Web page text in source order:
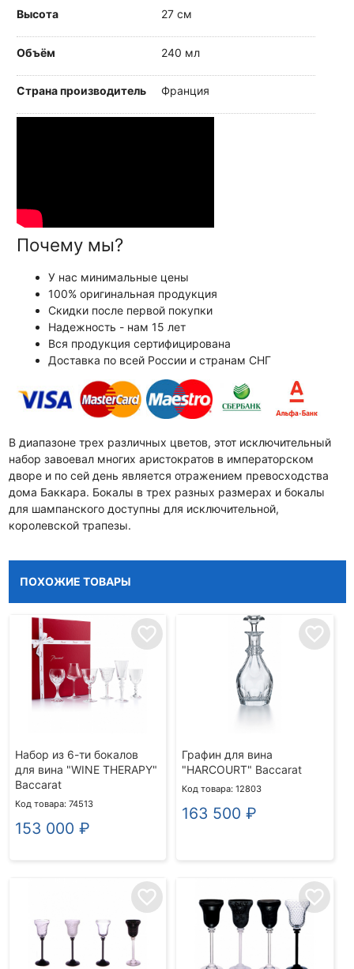
Высота 27 см
Объём 240 мл
Страна производитель Франция
Почему мы?
У нас минимальные цены
100% оригинальная продукция
Скидки после первой покупки
Надежность - нам 15 лет
Вся продукция сертифицирована
Доставка по всей России и странам СНГ
В диапазоне трех различных цветов, этот исключительный
набор завоевал многих аристократов в императорском
дворе и по сей день является отражением превосходства
дома Баккара. Бокалы в трех разных размерах и бокалы
для шампанского доступны для исключительной,
королевской трапезы.
ПОХОЖИЕ ТОВАРЫ
favorite_border
Набор из 6-ти бокалов
для вина "WINE THERAPY"
Baccarat
Код товара: 74513
153 000 ₽
favorite_border
Графин для вина
"HARCOURT" Baccarat
Код товара: 12803
163 500 ₽
favorite_border favorite_border